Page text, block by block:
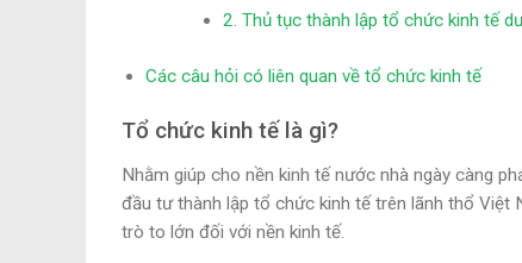
2. Thủ tục thành lập tổ chức kinh tế
Các câu hỏi có liên quan về tổ chức kinh tế
Tổ chức kinh tế là gì?
Nhằm giúp cho nền kinh tế nước nhà ngày càng
đầu tư thành lập tổ chức kinh tế trên lãnh thổ Việt
trò to lớn đối với nền kinh tế.